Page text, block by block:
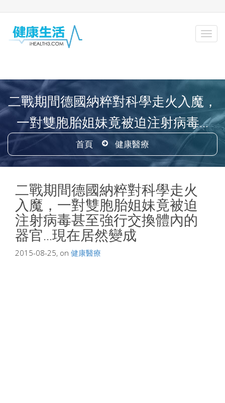
二戰期間德國納粹對科學走火入魔，
一對雙胞胎姐妹竟被迫注射病毒...
首頁 健康醫療
二戰期間德國納粹對科學走火
入魔，一對雙胞胎姐妹竟被迫
注射病毒甚至強行交換體內的
器官...現在居然變成
2015-08-25, on 健康醫療